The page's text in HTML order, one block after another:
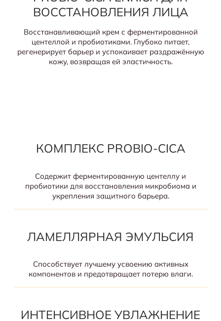
ВОССТАНОВЛЕНИЯ ЛИЦА
Восстанавливающий крем с ферментированной
центеллой и пробиотиками. Глубоко питает,
регенерирует барьер и успокаивает раздражённую
кожу, возвращая ей эластичность.
КОМПЛЕКС PROBIO-CICA
Содержит ферментированную центеллу и
пробиотики для восстановления микробиома и
укрепления защитного барьера.
ЛАМЕЛЛЯРНАЯ ЭМУЛЬСИЯ
Способствует лучшему усвоению активных
компонентов и предотвращает потерю влаги.
ИНТЕНСИВНОЕ УВЛАЖНЕНИЕ